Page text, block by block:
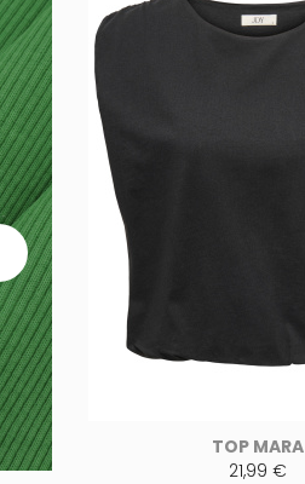
TOP MARA
21,99 €